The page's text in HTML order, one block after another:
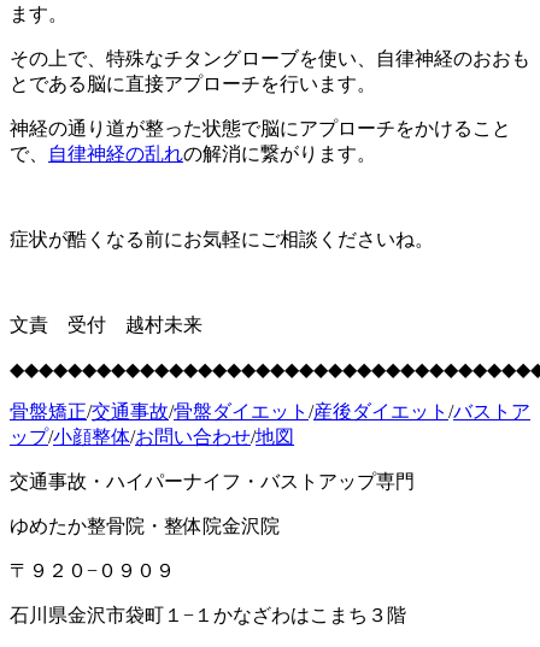
ます。
その上で、特殊なチタングローブを使い、自律神経のおおも
とである脳に直接アプローチを行います。
神経の通り道が整った状態で脳にアプローチをかけること
で、
自律神経の乱れの解消に繋がります。
症状が酷くなる前にお気軽にご相談くださいね。
文責 受付 越村未来
骨盤矯正/交通事故/骨盤ダイエット /産後ダイエット /バストア
ップ/小顔整体/お問い合わせ/地図
交通事故・ハイパーナイフ・バストアップ専門
ゆめたか整骨院・整体院金沢院
〒９２０−０９０９
石川県金沢市袋町１−１かなざわはこまち３階